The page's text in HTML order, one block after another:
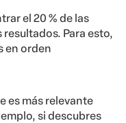
el 20 % de las
resultados. Para esto,
en orden
es más relevante
si descubres